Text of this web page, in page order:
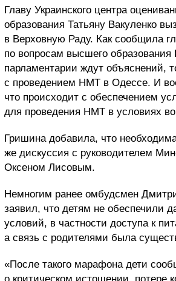
Главу Украинского центра
образования Татьяну Вакуленко
в Верховную Раду. Как сообщила
по вопросам высшего
парламентарии ждут объяснений,
с проведением НМТ в Одессе. И
что происходит с обеспечением
для проведения НМТ в условиях
Гришина добавила, что
же дискуссия с руководителем
Оксеном Лисовым.
Немногим ранее омбудсмен
заявил, что детям не обеспечили
условий, в частности доступа к
а связь с родителями была
«После такого марафона дети
о критическом истощении, потере